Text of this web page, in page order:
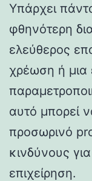
Υπάρχει
φθηνότερη
ελεύθερος
χρέωση ή μια
αυτό μπορεί
προσωρινό
κινδύνους
επιχείρηση.